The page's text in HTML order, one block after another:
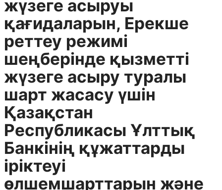
жүзеге асыруы
қағидаларын, Ерекше
реттеу режимі
шеңберінде қызметті
жүзеге асыру туралы
шарт жасасу үшін
Қазақстан
Республикасы Ұлттық
Банкінің құжаттарды
іріктеуі
өлшемшарттарын және